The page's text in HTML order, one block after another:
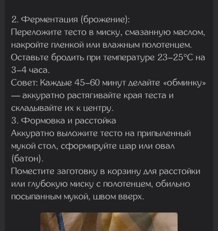
2. Ферментация (брожение):
Переложите тесто в миску, смазанную маслом,
накройте пленкой или влажным полотенцем.
Оставьте бродить при температуре 23–25°C на
3–4 часа.
Совет: Каждые 45–60 минут делайте «обминку»
— аккуратно растягивайте края теста и
складывайте их к центру.
3. Формовка и расстойка
Аккуратно выложите тесто на припыленный
мукой стол, сформируйте шар или овал
(батон).
Поместите заготовку в корзину для расстойки
или глубокую миску с полотенцем, обильно
посыпанным мукой, швом вверх.